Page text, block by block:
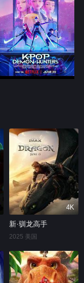
4K
新·驯龙高手
2025 美国